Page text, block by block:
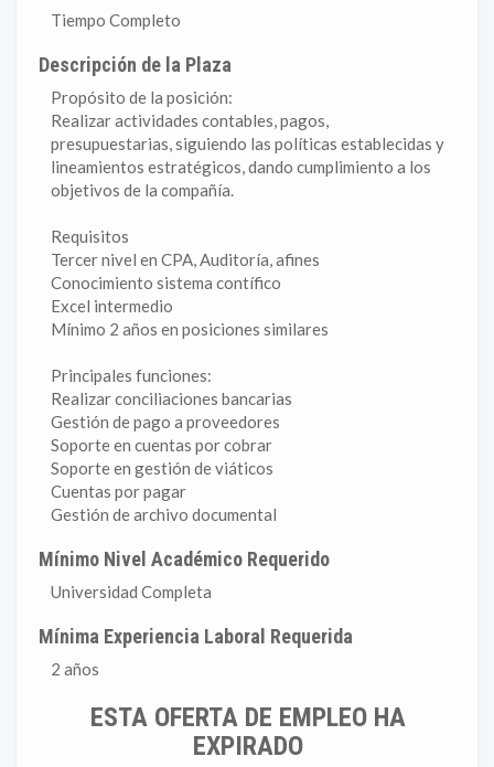
Tiempo Completo
Descripción de la Plaza
Propósito de la posición:
Realizar actividades contables, pagos,
presupuestarias, siguiendo las políticas establecidas y
lineamientos estratégicos, dando cumplimiento a los
objetivos de la compañía.
Requisitos
Tercer nivel en CPA, Auditoría, afines
Conocimiento sistema contífico
Excel intermedio
Mínimo 2 años en posiciones similares
Principales funciones:
Realizar conciliaciones bancarias
Gestión de pago a proveedores
Soporte en cuentas por cobrar
Soporte en gestión de viáticos
Cuentas por pagar
Gestión de archivo documental
Mínimo Nivel Académico Requerido
Universidad Completa
Mínima Experiencia Laboral Requerida
2 años
ESTA OFERTA DE EMPLEO HA
EXPIRADO